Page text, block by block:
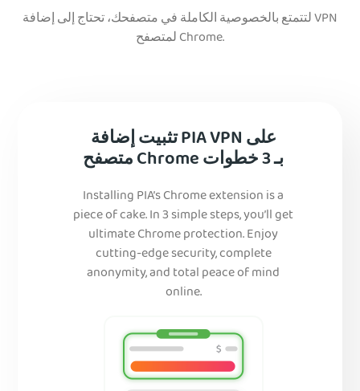
لتتمتع بالخصوصية الكاملة في متصفحك، تحتاج إلى إضافة VPN
لمتصفح Chrome.
تثبيت إضافة PIA VPN على
متصفح Chrome بـ 3 خطوات
Installing PIA’s Chrome extension is a
piece of cake. In 3 simple steps, you’ll get
ultimate Chrome protection. Enjoy
cutting-edge security, complete
anonymity, and total peace of mind
online.